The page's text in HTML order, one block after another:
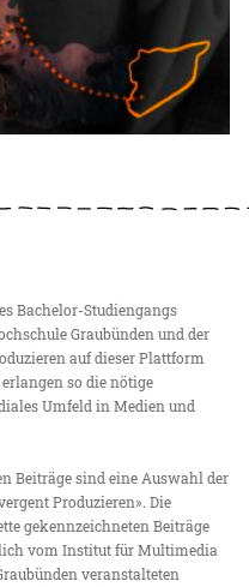
Bachelor-Studiengangs
Graubünden und der
auf dieser Plattform
so die nötige
Umfeld in Medien und
Beiträge sind eine Auswahl der
Produzieren». Die
gekennzeichneten Beiträge
vom Institut für Multimedia
veranstalteten